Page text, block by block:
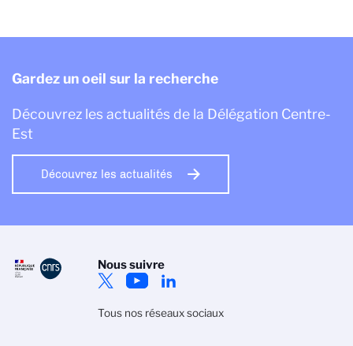
Gardez un oeil sur la recherche
Découvrez les actualités de la Délégation Centre-
Est
Découvrez les actualités
Nous suivre
Tous nos réseaux sociaux